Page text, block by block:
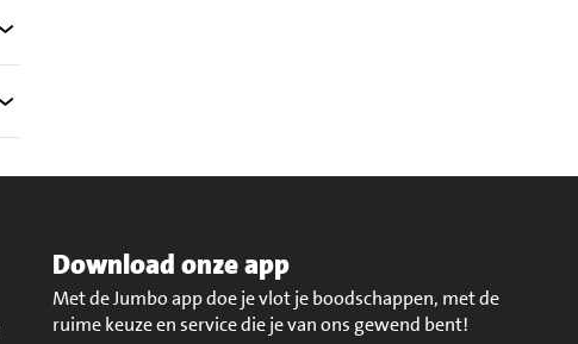
Download onze app
Met de Jumbo app doe je vlot je boodschappen, met de
ruime keuze en service die je van ons gewend bent!